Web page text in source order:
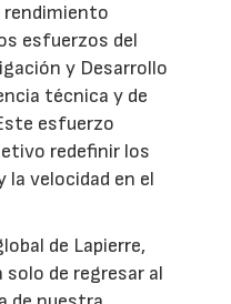
rendimiento
esfuerzos del
y Desarrollo
técnica y de
esfuerzo
redefinir los
la velocidad en el
de Lapierre,
de regresar al